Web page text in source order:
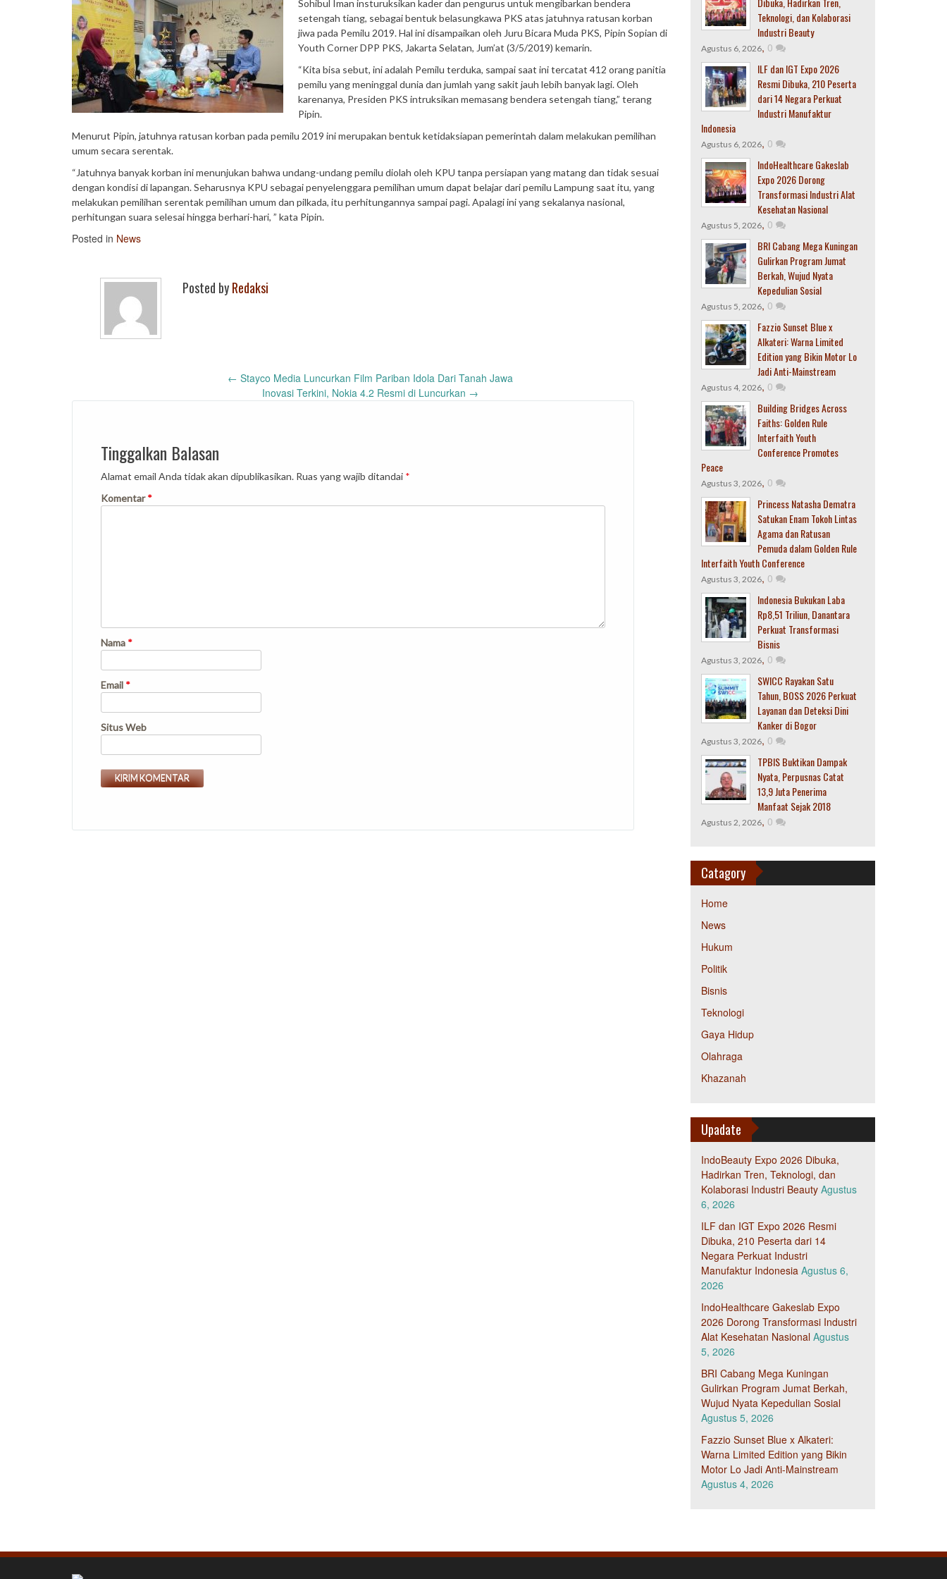
Sohibul Iman insturuksikan kader dan pengurus untuk mengibarkan bendera
setengah tiang, sebagai bentuk belasungkawa PKS atas jatuhnya ratusan korban
jiwa pada Pemilu 2019. Hal ini disampaikan oleh Juru Bicara Muda PKS, Pipin Sopian di
Youth Corner DPP PKS, Jakarta Selatan, Jum’at (3/5/2019) kemarin.
“Kita bisa sebut, ini adalah Pemilu terduka, sampai saat ini tercatat 412 orang panitia
pemilu yang meninggal dunia dan jumlah yang sakit jauh lebih banyak lagi. Oleh
karenanya, Presiden PKS intruksikan memasang bendera setengah tiang,” terang
Pipin.
Menurut Pipin, jatuhnya ratusan korban pada pemilu 2019 ini merupakan bentuk ketidaksiapan pemerintah dalam melakukan pemilihan
umum secara serentak.
“Jatuhnya banyak korban ini menunjukan bahwa undang-undang pemilu diolah oleh KPU tanpa persiapan yang matang dan tidak sesuai
dengan kondisi di lapangan. Seharusnya KPU sebagai penyelenggara pemilihan umum dapat belajar dari pemilu Lampung saat itu, yang
melakukan pemilihan serentak pemilihan umum dan pilkada, itu perhitungannya sampai pagi. Apalagi ini yang sekalanya nasional,
perhitungan suara selesai hingga berhari-hari, ” kata Pipin.
Posted in News
Posted byRedaksi
navigation
← Stayco Media Luncurkan Film Pariban Idola Dari Tanah Jawa
Inovasi Terkini, Nokia 4.2 Resmi di Luncurkan →
Tinggalkan Balasan
Alamat email Anda tidak akan dipublikasikan. Ruas yang wajib ditandai *
Komentar*
Nama *
Email *
Situs Web
Teknologi, dan Kolaborasi
Industri Beauty
Agustus 6, 2026, 0
ILF dan IGT Expo 2026
Resmi Dibuka, 210 Peserta
dari 14 Negara Perkuat
Industri Manufaktur
Indonesia
Agustus 6, 2026, 0
IndoHealthcare Gakeslab
Expo 2026 Dorong
Transformasi Industri Alat
Kesehatan Nasional
Agustus 5, 2026, 0
BRI Cabang Mega Kuningan
Gulirkan Program Jumat
Berkah, Wujud Nyata
Kepedulian Sosial
Agustus 5, 2026, 0
Fazzio Sunset Blue x
Alkateri: Warna Limited
Edition yang Bikin Motor Lo
Jadi Anti-Mainstream
Agustus 4, 2026, 0
Building Bridges Across
Faiths: Golden Rule
Interfaith Youth
Conference Promotes
Peace
Agustus 3, 2026, 0
Princess Natasha Dematra
Satukan Enam Tokoh Lintas
Agama dan Ratusan
Pemuda dalam Golden Rule
Interfaith Youth Conference
Agustus 3, 2026, 0
Indonesia Bukukan Laba
Rp8,51 Triliun, Danantara
Perkuat Transformasi
Bisnis
Agustus 3, 2026, 0
SWICC Rayakan Satu
Tahun, BOSS 2026 Perkuat
Layanan dan Deteksi Dini
Kanker di Bogor
Agustus 3, 2026, 0
TPBIS Buktikan Dampak
Nyata, Perpusnas Catat
13,9 Juta Penerima
Manfaat Sejak 2018
Agustus 2, 2026, 0
Catagory
Home
News
Hukum
Politik
Bisnis
Teknologi
Gaya Hidup
Olahraga
Khazanah
Upadate
IndoBeauty Expo 2026 Dibuka,
Hadirkan Tren, Teknologi, dan
Kolaborasi Industri Beauty Agustus
6, 2026
ILF dan IGT Expo 2026 Resmi
Dibuka, 210 Peserta dari 14
Negara Perkuat Industri
Manufaktur Indonesia Agustus 6,
2026
IndoHealthcare Gakeslab Expo
2026 Dorong Transformasi Industri
Alat Kesehatan Nasional Agustus
5, 2026
BRI Cabang Mega Kuningan
Gulirkan Program Jumat Berkah,
Wujud Nyata Kepedulian Sosial
Agustus 5, 2026
Fazzio Sunset Blue x Alkateri:
Warna Limited Edition yang Bikin
Motor Lo Jadi Anti-Mainstream
Agustus 4, 2026